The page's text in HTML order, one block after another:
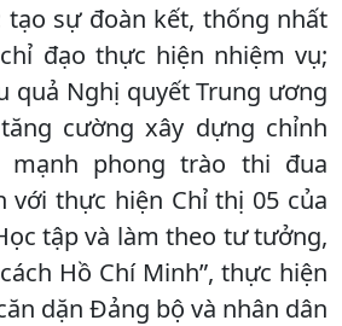
tạo sự đoàn kết, thống nhất
đạo thực hiện nhiệm vụ;
quả Nghị quyết Trung ương
cường xây dựng chỉnh
phong trào thi đua
với thực hiện Chỉ thị 05 của
tập và làm theo tư tưởng,
Hồ Chí Minh”, thực hiện
dặn Đảng bộ và nhân dân